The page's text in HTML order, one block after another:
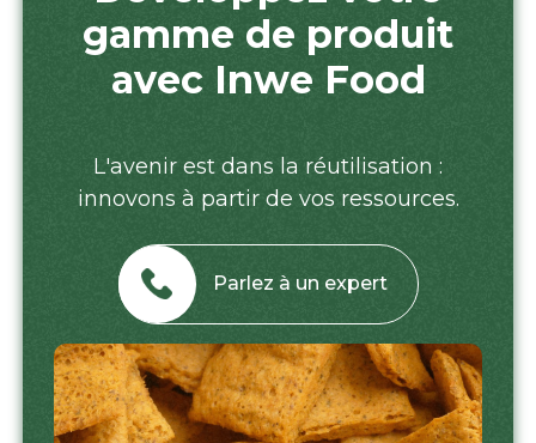
gamme de produit
avec Inwe Food
L'avenir est dans la réutilisation :
innovons à partir de vos ressources.
Parlez à un expert